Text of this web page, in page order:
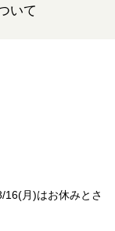
いて
月)はお休みとさ